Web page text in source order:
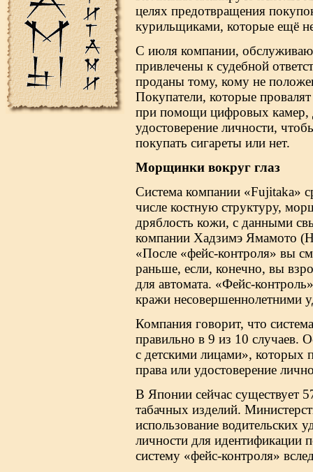
целях предотвращения
курильщиками, которые ещё
С июля компании,
привлечены к судебной
проданы тому, кому не
Покупатели, которые
при помощи цифровых камер,
удостоверение личности,
покупать сигареты или нет.
Морщинки вокруг глаз
Система компании «Fujitaka»
числе костную структуру,
дряблость кожи, с данными
компании Хадзимэ Ямамото
«После «фейс-контроля» вы
раньше, если, конечно, вы
для автомата. «Фейс-
кражи несовершеннолетними
Компания говорит, что
правильно в 9 из 10 случаев.
с детскими лицами», которых
права или удостоверение
В Японии сейчас существует
табачных изделий.
использование водительских
личности для идентификации
систему «фейс-контроля»